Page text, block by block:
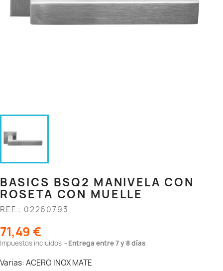
BASICS BSQ2 MANIVELA CON
ROSETA CON MUELLE
REF.: 02260793
71,49 €
Impuestos incluidos Entrega entre 7 y 8 días
Varias: ACERO INOX MATE